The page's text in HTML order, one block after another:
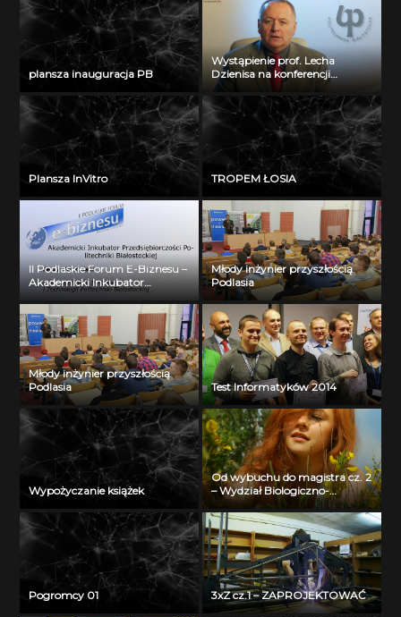
plansza inauguracja PB
Wystąpienie prof. Lecha
Dzienisa na konferencji
„Integration, partnership and
innovations in civil engineering
and education”
Plansza InVitro TROPEM ŁOSIA
II Podlaskie Forum E-Biznesu –
Akademicki Inkubator
Przedsiębiorczości Politechniki
Białostockiej – Jerzy Muszyński
Młody inżynier przyszłością
Podlasia
Młody inżynier przyszłością
Podlasia
Test Informatyków 2014
Wypożyczanie książek
Od wybuchu do magistra cz. 2
– Wydział Biologiczno-
Chemiczny Uniwersytetu w
Białymstoku
Pogromcy 01 3xZ cz.1 – ZAPROJEKTOWAĆ